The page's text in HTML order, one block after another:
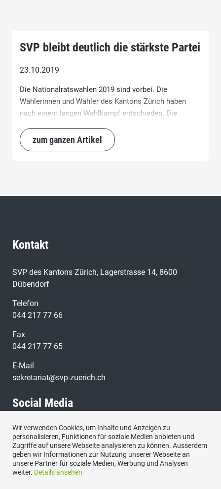
SVP bleibt deutlich die stärkste Partei
23.10.2019
Die Nationalratswahlen 2019 sind vorbei. Die
Wählerinnen und Wähler des Kantons Zürich haben
nach einem langen Wahlkampf entschieden. Die
gegenüber vor vier Jahren einen Verlust des
Wähleranteils von 3,98 Prozent auf neu 26,7 Prozent
zum ganzen Artikel
Kontakt
SVP des Kantons Zürich, Lagerstrasse 14, 8600
Dübendorf
Telefon
044 217 77 66
Fax
044 217 77 65
E-Mail
sekretariat@svp-zuerich.ch
Social Media
Besuchen Sie uns bei:
Wir verwenden Cookies, um Inhalte und Anzeigen zu
personalisieren, Funktionen für soziale Medien anbieten und
Zugriffe auf unsere Webseite analysieren zu können. Ausserdem
geben wir Informationen zur Nutzung unserer Webseite an
unsere Partner für soziale Medien, Werbung und Analysen
weiter. Details ansehen